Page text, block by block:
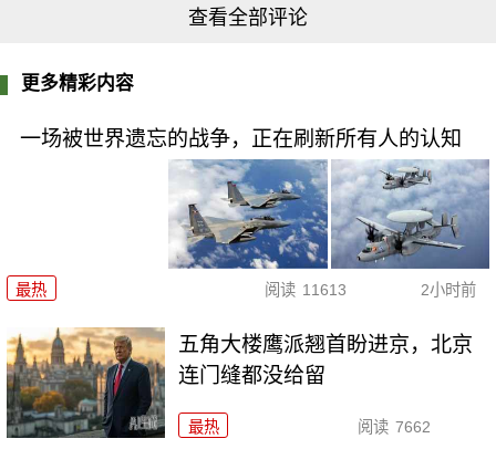
查看全部评论
更多精彩内容
一场被世界遗忘的战争，正在刷新所有人的认知
最热 阅读 11613 2小时前
五角大楼鹰派翘首盼进京，北京
连门缝都没给留
最热 阅读 7662